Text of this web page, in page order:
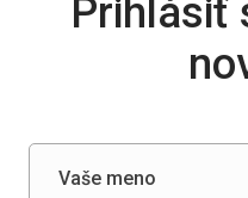
Prihlásiť